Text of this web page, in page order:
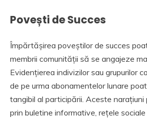
Povești de Succes
Împărtășirea poveștilor de succes
membrii comunității să se angajeze
Evidențierea indivizilor sau grupurilor
de pe urma abonamentelor lunare
tangibil al participării. Aceste
prin buletine informative, rețele sociale